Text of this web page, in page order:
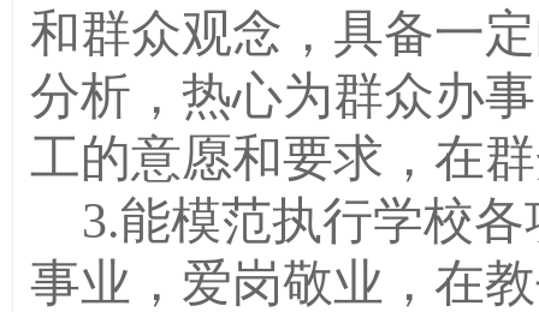
和群众观念，具备一
分析，热心为群众办
工的意愿和要求，在
3.能模范执行学校
事业，爱岗敬业，在